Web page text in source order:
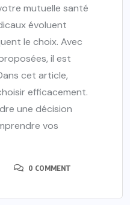
mutuelle santé
évoluent
le choix. Avec
il est
cet article,
efficacement.
une décision
vos
0 COMMENT